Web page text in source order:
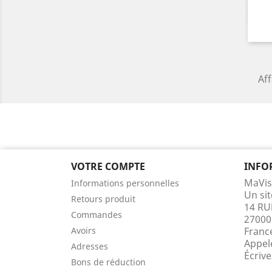
VOTRE COMPTE
Informations personnelles
Retours produit
Commandes
Avoirs
Adresses
Bons de réduction
Un
14